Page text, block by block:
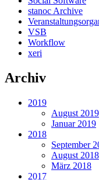
stanoc Archive
VSB
Workflow
xeri
Archiv
2019
August 2019
Januar 2019
2018
September
August 2018
März 2018
2017